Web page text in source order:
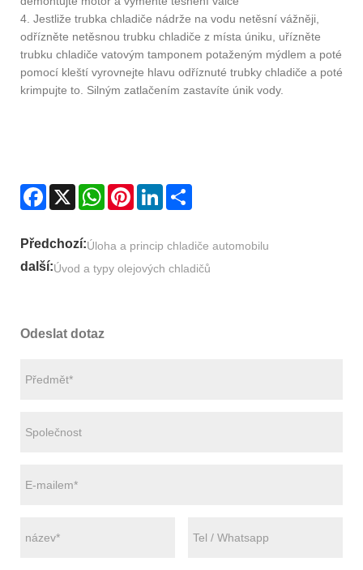
4. Jestliže trubka chladiče nádrže na vodu netěsní vážněji,
odřízněte netěsnou trubku chladiče z místa úniku, uřízněte
trubku chladiče vatovým tamponem potaženým mýdlem a poté
pomocí kleští vyrovnejte hlavu odříznuté trubky chladiče a poté
krimpujte to. Silným zatlačením zastavíte únik vody.
Facebook
X WhatsAppPinterestLinkedIn
Předchozí:Úloha a princip chladiče automobilu
další:Úvod a typy olejových chladičů
Odeslat dotaz